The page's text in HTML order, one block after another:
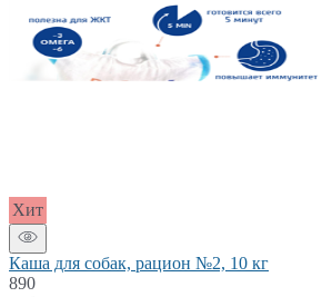
Хит
Каша для собак, рацион №2, 10 кг
890